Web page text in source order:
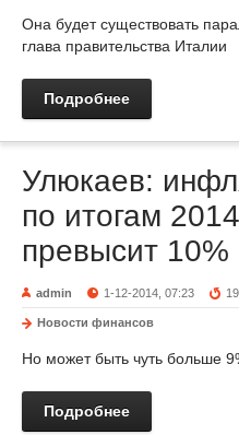
Она будет существовать
глава правительства Италии
Подробнее
Улюкаев:
по итогам
превысит 10%
admin 1-12-2014, 07:23
Новости финансов
Но может быть чуть больше
Подробнее